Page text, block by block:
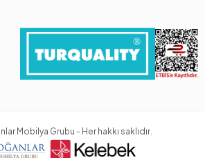
Mobilya Grubu - Her hakkı saklıdır.